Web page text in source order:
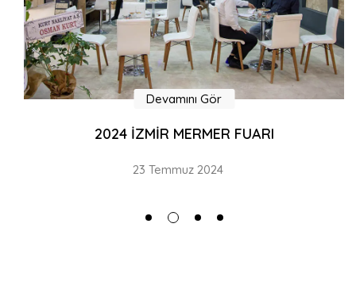
Devamını Gör
2024 İZMİR MERMER FUARI
23 Temmuz 2024